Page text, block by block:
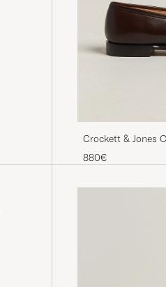
Crockett & Jones
Loafer Dk Brown
880€